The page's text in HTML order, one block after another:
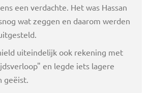
een verdachte. Het was Hassan
wat zeggen en daarom werden
uiteindelijk ook rekening met
en legde iets lagere
geëist.